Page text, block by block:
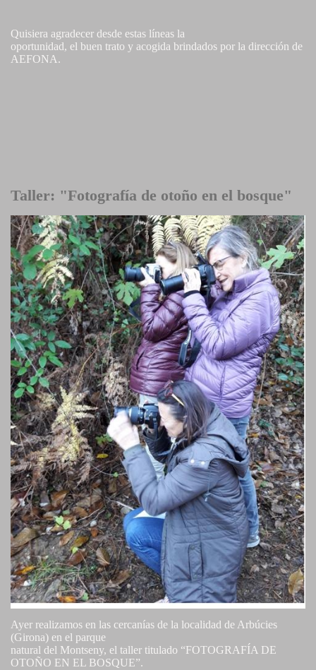
Quisiera agradecer desde estas líneas la
oportunidad, el buen trato y acogida brindados por la dirección de
AEFONA.
Taller: "Fotografía de otoño en el bosque"
Ayer realizamos en las cercanías de la localidad de Arbúcies
(Girona) en el parque
natural del Montseny, el taller titulado “FOTOGRAFÍA DE
OTOÑO EN EL BOSQUE”.